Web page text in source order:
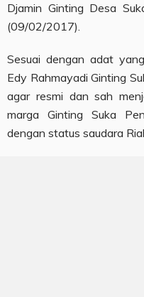
Djamin Ginting Desa
(09/02/2017).
Sesuai dengan adat
Edy Rahmayadi Ginting
agar resmi dan sah
marga Ginting Suka
dengan status saudara